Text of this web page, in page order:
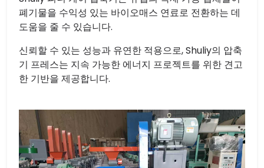
폐기물을 수익성 있는 바이오매스 연료로 전환하는 데
도움을 줄 수 있습니다.
신뢰할 수 있는 성능과 유연한 적용으로, Shuliy의 압축
기 프레스는 지속 가능한 에너지 프로젝트를 위한 견고
한 기반을 제공합니다.